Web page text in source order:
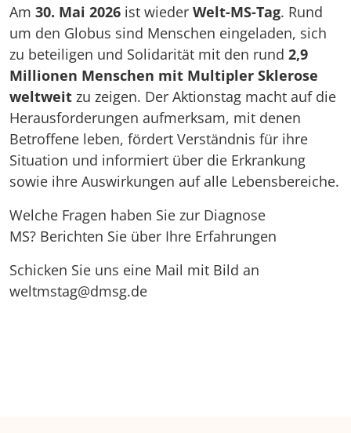
Am 30. Mai 2026 ist wieder Welt-MS-Tag. Rund
um den Globus sind Menschen eingeladen, sich
zu beteiligen und Solidarität mit den rund 2,9
Millionen Menschen mit Multipler Sklerose
weltweit zu zeigen. Der Aktionstag macht auf die
Herausforderungen aufmerksam, mit denen
Betroffene leben, fördert Verständnis für ihre
Situation und informiert über die Erkrankung
sowie ihre Auswirkungen auf alle Lebensbereiche.
Welche Fragen haben Sie zur Diagnose
MS? Berichten Sie über Ihre Erfahrungen
Schicken Sie uns eine Mail mit Bild an
weltmstag@dmsg.de